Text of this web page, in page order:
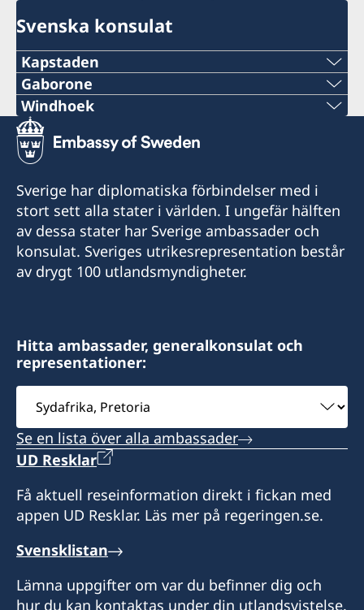
Svenska konsulat
Kapstaden
Telefon
+27 21 300 9254
epost
sweden@csct.se
Innovation City Cape Town
Darter Road
Gardens
Cape Town 8001
Bokade mötestider: 10h00 - 12h00 och 13h00 -
15h00 tisdag och torsdag
Hemsida : www.csct.se
Honorärkonsul
Carl Fredrik Sammeli
Gaborone
Telefon
+267 393 13 58
kent@sanitas.co.bw
Sanitas Nursery
Gaborone Dam Site
Honorärkonsul
Kent Nilsson
Windhoek
Telefon
+264 81 122 1289
E-post
swehonoraryconsulatenamibia@gmail.com
Drakensbergstreet 17
Consulate of Sweden
PO Box 3855, Windhoek
Namibia
Honorärkonsul Lena Brinkmann
Honorärkonsul
Lena Brinkmann
Sverige har diplomatiska förbindelser med i
stort sett alla stater i världen. I ungefär hälften
av dessa stater har Sverige ambassader och
konsulat. Sveriges utrikesrepresentation består
av drygt 100 utlandsmyndigheter.
Hitta ambassader, generalkonsulat och
representationer:
Välj
ambassad
Se en lista över alla ambassader
UD Resklar
Få aktuell reseinformation direkt i fickan med
appen UD Resklar. Läs mer på regeringen.se.
Svensklistan
Lämna uppgifter om var du befinner dig och
hur du kan kontaktas under din utlandsvistelse.